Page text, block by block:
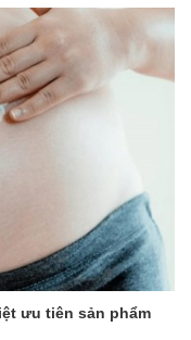
ưu tiên sản phẩm